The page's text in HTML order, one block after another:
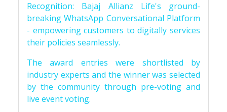
Recognition: Bajaj Allianz Life's ground-
breaking WhatsApp Conversational Platform
- empowering customers to digitally services
their policies seamlessly.
The award entries were shortlisted by
industry experts and the winner was selected
by the community through pre-voting and
live event voting.